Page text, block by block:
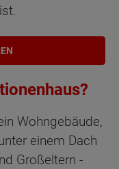
Wohngebäude,
einem Dach
Großeltern -